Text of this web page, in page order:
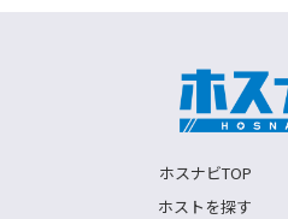
ホスナビTOP
ホストを探す